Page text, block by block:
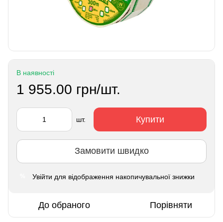
В наявності
1 955.00 грн/шт.
шт. Купити
Замовити швидко
Увійти для відображення накопичувальної знижки
До обраного Порівняти